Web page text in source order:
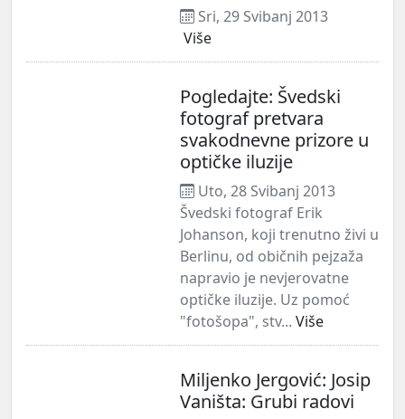
Sri, 29 Svibanj 2013
Više
Pogledajte: Švedski
fotograf pretvara
svakodnevne prizore u
optičke iluzije
Uto, 28 Svibanj 2013
Švedski fotograf Erik
Johanson, koji trenutno živi u
Berlinu, od običnih pejzaža
napravio je nevjerovatne
optičke iluzije. Uz pomoć
"fotošopa", stv... Više
Miljenko Jergović: Josip
Vaništa: Grubi radovi